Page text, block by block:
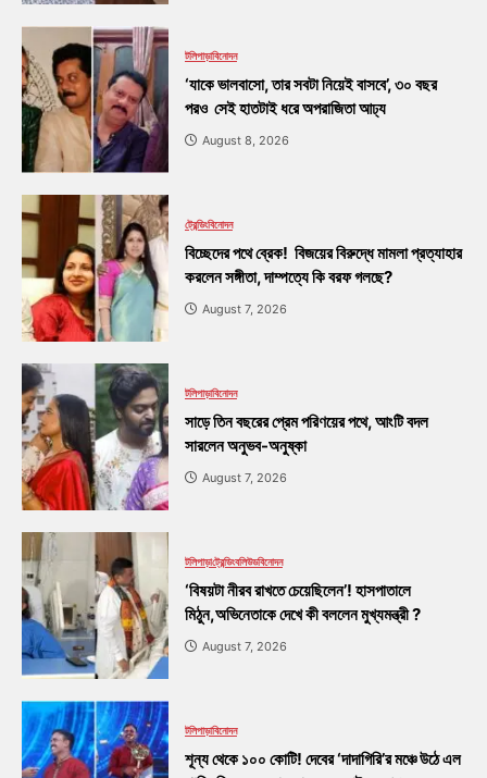
টলিপাড়াবিনোদন
‘যাকে ভালবাসো, তার সবটা নিয়েই বাসবে’, ৩০ বছর
পরও সেই হাতটাই ধরে অপরাজিতা আঢ্য
August 8, 2026
ট্রেন্ডিংবিনোদন
বিচ্ছেদের পথে ব্রেক! বিজয়ের বিরুদ্ধে মামলা প্রত্যাহার
করলেন সঙ্গীতা, দাম্পত্যে কি বরফ গলছে?
August 7, 2026
টলিপাড়াবিনোদন
সাড়ে তিন বছরের প্রেম পরিণয়ের পথে, আংটি বদল
সারলেন অনুভব-অনুষ্কা
August 7, 2026
টলিপাড়াট্রেন্ডিংবলিউডবিনোদন
‘বিষয়টা নীরব রাখতে চেয়েছিলেন’! হাসপাতালে
মিঠুন,অভিনেতাকে দেখে কী বললেন মুখ্যমন্ত্রী ?
August 7, 2026
টলিপাড়াবিনোদন
শূন্য থেকে ১০০ কোটি! দেবের ‘দাদাগিরি’র মঞ্চে উঠে এল